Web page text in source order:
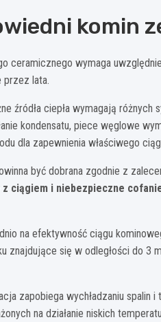
komin
ceramicznego wymaga
przez lata.
źródła ciepła wymagają
kondensatu, piece węglowe
dla zapewnienia właściwego
być dobrana zgodnie z
ciągiem i niebezpieczne
na efektywność ciągu
znajdujące się w odległości do 3
zapobiega wychładzaniu
na działanie niskich